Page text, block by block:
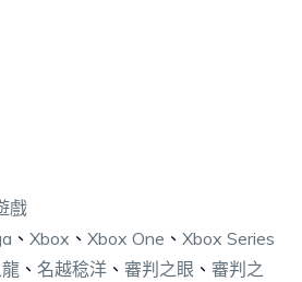
戲
、 Xbox 、 Xbox One 、 Xbox Series
、 名越稔洋 、 審判之眼 、 審判之